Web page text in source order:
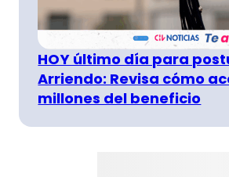
HOY último día para
Arriendo: Revisa cómo
millones del beneficio